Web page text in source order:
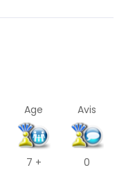
Age
7 +
Avis
0